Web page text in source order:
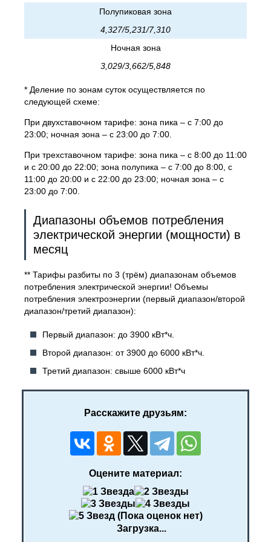
Полупиковая зона
4,327/5,231/7,310
Ночная зона
3,029/3,662/5,848
* Деление по зонам суток осуществляется по
следующей схеме:
При двухставочном тарифе: зона пика – с 7:00 до
23:00; ночная зона – с 23:00 до 7:00.
При трехставочном тарифе: зона пика – с 8:00 до 11:00
и с 20:00 до 22:00; зона полупика – с 7:00 до 8:00, с
11:00 до 20:00 и с 22:00 до 23:00; ночная зона – с
23:00 до 7:00.
Диапазоны объемов потребления
электрической энергии (мощности) в
месяц
** Тарифы разбиты по 3 (трём) диапазонам объемов
потребления электрической энергии! Объемы
потребления электроэнергии (первый диапазон/второй
диапазон/третий диапазон):
Первый диапазон: до 3900 кВт*ч.
Второй диапазон: от 3900 до 6000 кВт*ч.
Третий диапазон: свыше 6000 кВт*ч
Расскажите друзьям:
Оцените материал:
(Пока оценок нет)
Загрузка...